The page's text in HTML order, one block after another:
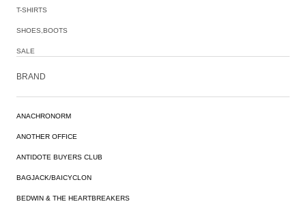
T-SHIRTS
SHOES,BOOTS
SALE
BRAND
ANACHRONORM
ANOTHER OFFICE
ANTIDOTE BUYERS CLUB
BAGJACK/BAICYCLON
BEDWIN & THE HEARTBREAKERS